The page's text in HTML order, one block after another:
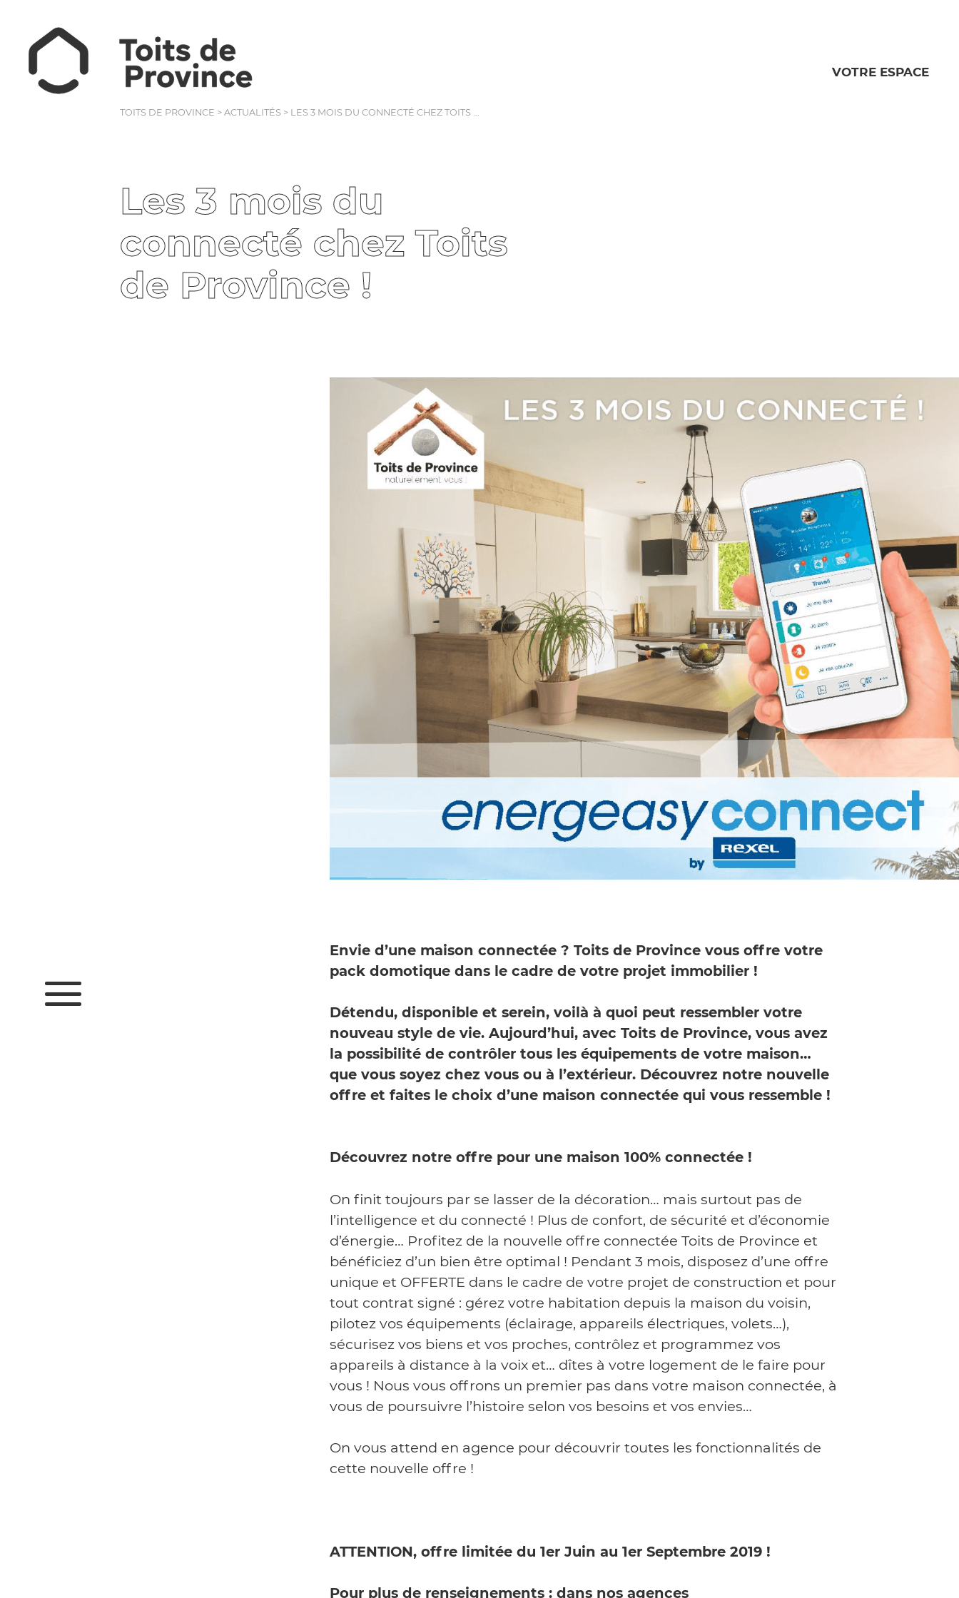
VOTRE ESPACE
TOITS DE PROVINCE > ACTUALITÉS > LES 3 MOIS DU CONNECTÉ CHEZ TOITS ...
Les 3 mois du
connecté chez Toits
de Province !
Envie d’une maison connectée ? Toits de Province vous offre votre
pack domotique dans le cadre de votre projet immobilier !
Détendu, disponible et serein, voilà à quoi peut ressembler votre
nouveau style de vie. Aujourd’hui, avec Toits de Province, vous avez
la possibilité de contrôler tous les équipements de votre maison…
que vous soyez chez vous ou à l’extérieur. Découvrez notre nouvelle
offre et faites le choix d’une maison connectée qui vous ressemble !
Découvrez notre offre pour une maison 100% connectée !
On finit toujours par se lasser de la décoration… mais surtout pas de
l’intelligence et du connecté ! Plus de confort, de sécurité et d’économie
d’énergie… Profitez de la nouvelle offre connectée Toits de Province et
bénéficiez d’un bien être optimal ! Pendant 3 mois, disposez d’une offre
unique et OFFERTE dans le cadre de votre projet de construction et pour
tout contrat signé : gérez votre habitation depuis la maison du voisin,
pilotez vos équipements (éclairage, appareils électriques, volets…),
sécurisez vos biens et vos proches, contrôlez et programmez vos
appareils à distance à la voix et… dîtes à votre logement de le faire pour
vous ! Nous vous offrons un premier pas dans votre maison connectée, à
vous de poursuivre l’histoire selon vos besoins et vos envies…
On vous attend en agence pour découvrir toutes les fonctionnalités de
cette nouvelle offre !
ATTENTION, offre limitée du 1er Juin au 1er Septembre 2019 !
Pour plus de renseignements : dans nos agences